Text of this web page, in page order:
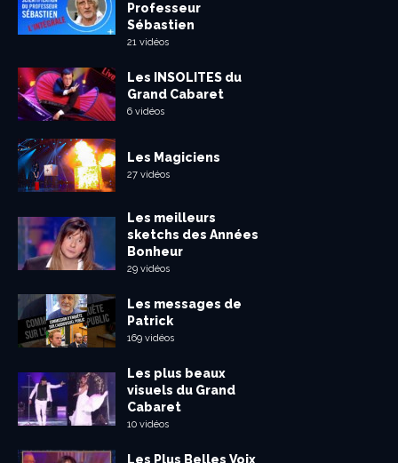
Professeur
Sébastien
21 vidéos
Les INSOLITES du
Grand Cabaret
6 vidéos
Les Magiciens
27 vidéos
Les meilleurs
sketchs des Années
Bonheur
29 vidéos
Les messages de
Patrick
169 vidéos
Les plus beaux
visuels du Grand
Cabaret
10 vidéos
Les Plus Belles Voix